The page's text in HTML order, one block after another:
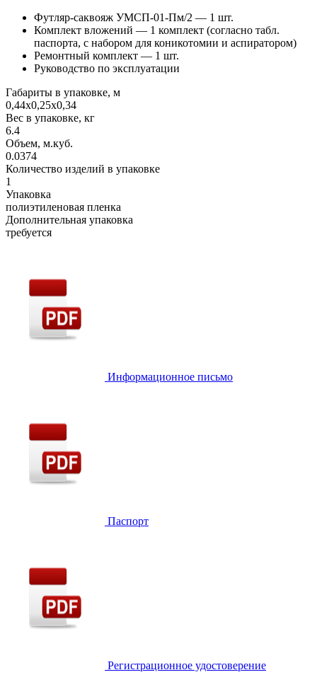
Футляр-саквояж УМСП-01-Пм/2 — 1 шт.
Комплект вложений — 1 комплект (согласно табл.
паспорта, с набором для коникотомии и аспиратором)
Ремонтный комплект — 1 шт.
Руководство по эксплуатации
Габариты в упаковке, м
0,44х0,25х0,34
Вес в упаковке, кг
6.4
Объем, м.куб.
0.0374
Количество изделий в упаковке
1
Упаковка
полиэтиленовая пленка
Дополнительная упаковка
требуется
Информационное письмо
Паспорт
Регистрационное удостоверение